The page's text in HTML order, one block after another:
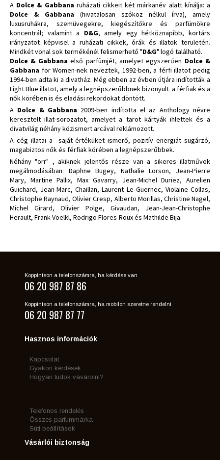
A Dolce & Gabbana ruházati cikkeit két márkanév alatt kínálja: a
Dolce & Gabbana (hivatalosan szóköz nélkül írva), amely
luxusruhákra, szemüvegekre, kiegészítőkre és parfümökre
koncentrál; valamint a D&G, amely egy hétköznapibb, kortárs
irányzatot képvisel a ruházati cikkek, órák és illatok területén.
Mindkét vonal sok termékénél felismerhető "D&G" logó található.
Dolce & Gabbana első parfümjét, amelyet egyszerűen Dolce &
Gabbana for Women-nek neveztek, 1992-ben, a férfi illatot pedig
1994-ben adta ki a divatház. Még ebben az évben útjára indították a
Light Blue illatot, amely a legnépszerűbbnek bizonyult a férfiak és a
nők körében is és eladási rekordokat döntött.
A Dolce & Gabbana 2009-ben indította el az Anthology névre
keresztelt illat-sorozatot, amelyet a tarot kártyák ihlettek és a
divatvilág néhány közismert arcával reklámozott.
A cég illatai a saját értéküket ismerő, pozitív energiát sugárzó,
magabiztos nők és férfiak körében a legnépszerűbbek.
Néhány "orr" , akiknek jelentős része van a sikeres illatművek
megálmodásában: Daphne Bugey, Nathalie Lorson, Jean-Pierre
Mary, Martine Pallix, Max Gavarry, Jean-Michel Duriez, Aurelien
Guichard, Jean-Marc, Chaillan, Laurent Le Guernec, Violaine Collas,
Christophe Raynaud, Olivier Cresp, Alberto Morillas, Christine Nagel,
Michel Girard, Olivier Polge, Givaudan, Jean-Jean-Christophe
Herault, Frank Voelkl, Rodrigo Flores-Roux és Mathilde Bija.
Koppintson a telefonszámra, ha kérdése van
06 20 987 87 86
Koppintson a telefonszámra, ha mobilon szeretne rendelni
06 20 987 87 77
Hasznos információk
Kapcsolat
Gyakori kérdések
Hogyan tudok vásárolni?
Telefonos rendelés
Összes parfummárka
Süti beállítások
Vásárlói biztonság